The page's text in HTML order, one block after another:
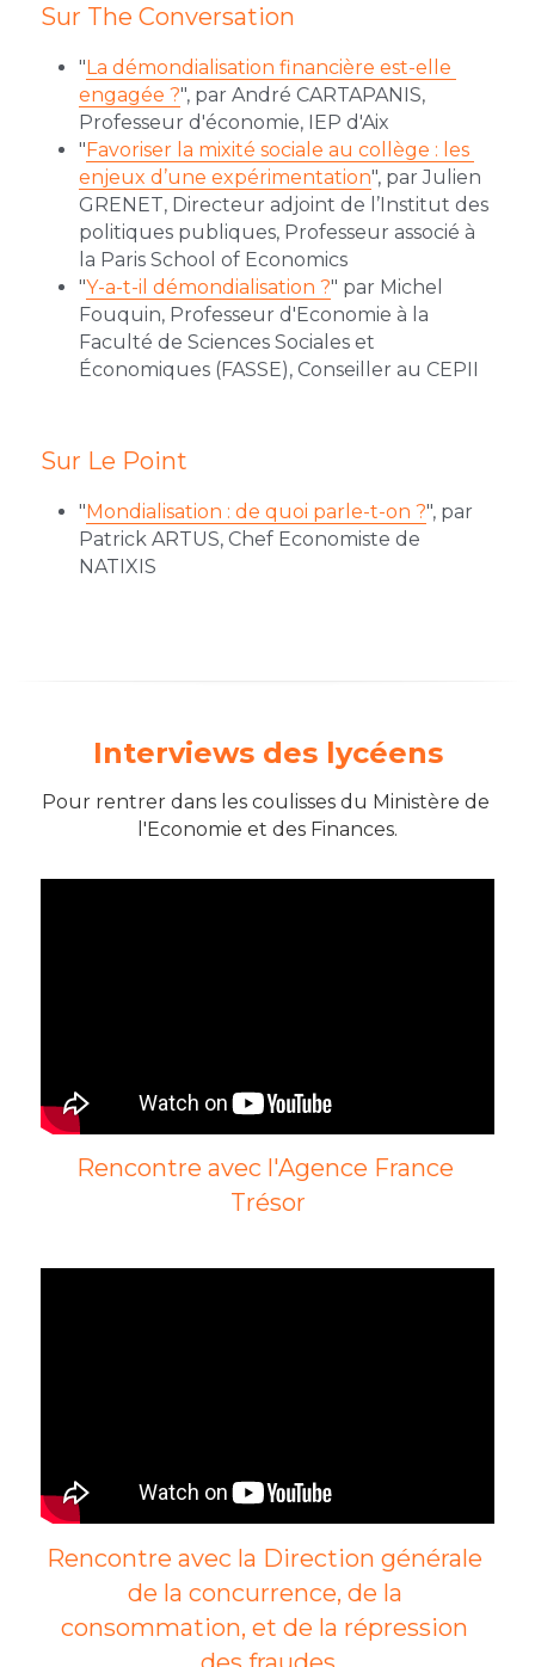
Sur The Conversation
"La démondialisation financière est-elle
engagée ?", par André CARTAPANIS,
Professeur d'économie, IEP d'Aix
"Favoriser la mixité sociale au collège : les
enjeux d’une expérimentation", par Julien
GRENET, Directeur adjoint de l’Institut des
politiques publiques, Professeur associé à
la Paris School of Economics
"Y-a-t-il démondialisation ?" par Michel
Fouquin, Professeur d'Economie à la
Faculté de Sciences Sociales et
Économiques (FASSE), Conseiller au CEPII
Sur Le Point
"Mondialisation : de quoi parle-t-on ?", par
Patrick ARTUS, Chef Economiste de
NATIXIS
Interviews des lycéens
Pour rentrer dans les coulisses du Ministère de
l'Economie et des Finances.
Rencontre avec l'Agence France
Trésor
Rencontre avec la Direction générale
de la concurrence, de la
consommation, et de la répression